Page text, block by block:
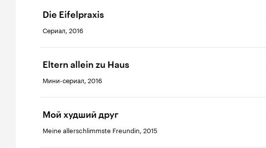
Die Eifelpraxis
Сериал, 2016
Eltern allein zu Haus
Мини-сериал, 2016
Мой худший друг
Meine allerschlimmste Freundin, 2015